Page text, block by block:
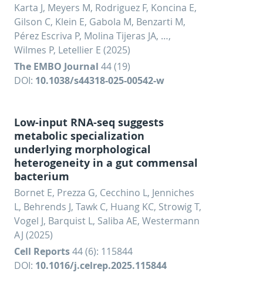
Karta J, Meyers M, Rodriguez F, Koncina E,
Gilson C, Klein E, Gabola M, Benzarti M,
Pérez Escriva P, Molina Tijeras JA, …,
Wilmes P, Letellier E (2025)
The EMBO Journal 44 (19)
DOI: 10.1038/s44318-025-00542-w
Low-input RNA-seq suggests
metabolic specialization
underlying morphological
heterogeneity in a gut commensal
bacterium
Bornet E, Prezza G, Cecchino L, Jenniches
L, Behrends J, Tawk C, Huang KC, Strowig T,
Vogel J, Barquist L, Saliba AE, Westermann
AJ (2025)
Cell Reports44 (6): 115844
DOI: 10.1016/j.celrep.2025.115844